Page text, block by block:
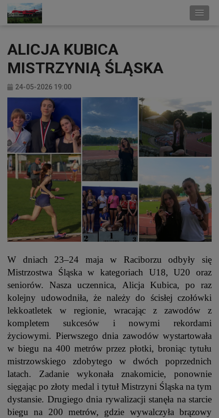
ALICJA KUBICA
MISTRZYNIĄ ŚLĄSKA
24-05-2026 19:00
W dniach 23–24 maja w Raciborzu odbyły się
Mistrzostwa Śląska w kategoriach U18, U20 oraz
seniorów. Nasza uczennica, Alicja Kubica, po raz
kolejny udowodniła, że należy do ścisłej czołówki
lekkoatletek w regionie, wracając z zawodów z
kompletem sukcesów i nowymi rekordami
życiowymi. Pierwszego dnia zawodów wystartowała
w biegu na 400 metrów przez płotki, broniąc tytułu
mistrzowskiego zdobytego w dwóch poprzednich
latach. Zadanie wykonała znakomicie, ponownie
sięgając po złoty medal i tytuł Mistrzyni Śląska na tym
dystansie. Drugiego dnia rywalizacji stanęła na starcie
biegu na 200 metrów, gdzie wywalczyła brązowy